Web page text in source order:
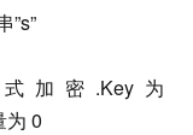
”s”
加密.Key为
为 0